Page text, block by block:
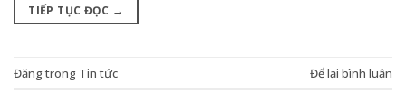
TIẾP TỤC ĐỌC →
Đăng trong Tin tức Để lại bình luận